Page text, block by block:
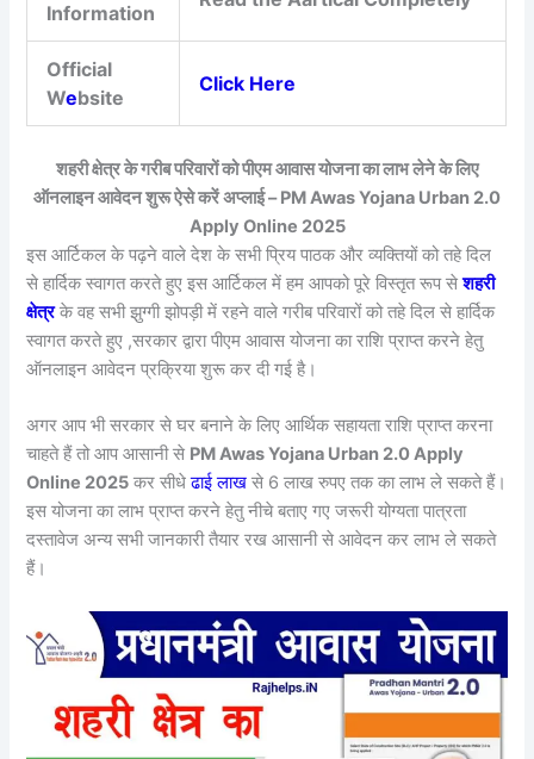
Information
Official
Website
Click Here
शहरी क्षेत्र के गरीब परिवारों को पीएम आवास योजना का लाभ लेने के लिए
ऑनलाइन आवेदन शुरू ऐसे करें अप्लाई – PM Awas Yojana Urban 2.0
Apply Online 2025
इस आर्टिकल के पढ़ने वाले देश के सभी प्रिय पाठक और व्यक्तियों को तहे दिल
से हार्दिक स्वागत करते हुए इस आर्टिकल में हम आपको पूरे विस्तृत रूप सेशहरी
क्षेत्रके वह सभी झुग्गी झोपड़ी में रहने वाले गरीब परिवारों को तहे दिल से हार्दिक
स्वागत करते हुए ,सरकार द्वारा पीएम आवास योजना का राशि प्राप्त करने हेतु
ऑनलाइन आवेदन प्रक्रिया शुरू कर दी गई है।
अगर आप भी सरकार से घर बनाने के लिए आर्थिक सहायता राशि प्राप्त करना
चाहते हैं तो आप आसानी से PM Awas Yojana Urban 2.0 Apply
Online 2025 कर सीधेढाई लाख से 6 लाख रुपए तक का लाभ ले सकते हैं।
इस योजना का लाभ प्राप्त करने हेतु नीचे बताए गए जरूरी योग्यता पात्रता
दस्तावेज अन्य सभी जानकारी तैयार रख आसानी से आवेदन कर लाभ ले सकते
हैं।